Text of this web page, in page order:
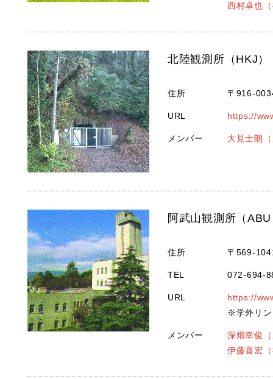
西村卓也
北陸観測所（HKJ）
住所 〒916-
URL https://
メンバー 大見士朗
阿武山観測所（
住所 〒569-
TEL 072-694-
URL
https://
※学外リ
メンバー
深畑幸俊
伊藤喜宏